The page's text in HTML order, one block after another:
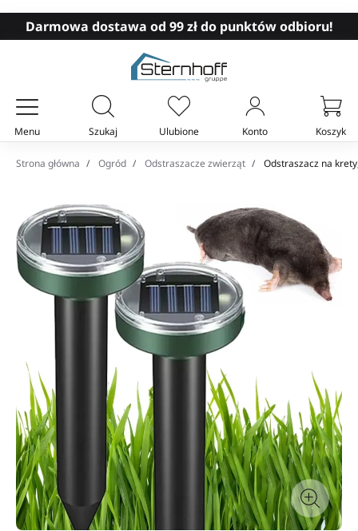
Darmowa dostawa od 99 zł do punktów odbioru!
Menu Szukaj Ulubione Konto Koszyk
Twój koszyk
Strona główna Ogród Odstraszacze zwierząt Odstraszacz na